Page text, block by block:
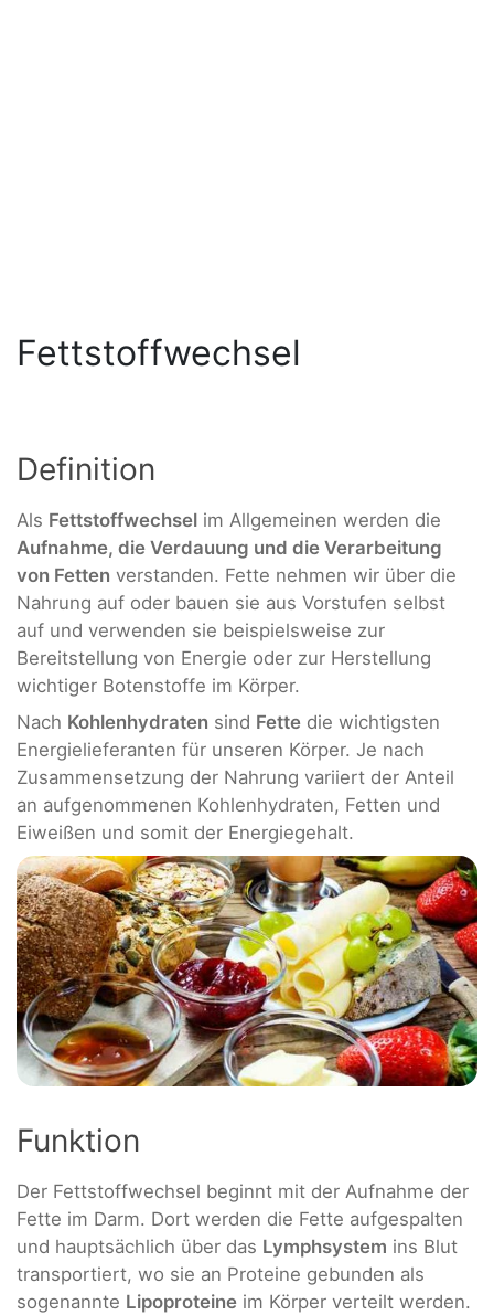
Fettstoffwechsel
Definition
Als Fettstoffwechsel im Allgemeinen werden die
Aufnahme, die Verdauung und die Verarbeitung
von Fetten verstanden. Fette nehmen wir über die
Nahrung auf oder bauen sie aus Vorstufen selbst
auf und verwenden sie beispielsweise zur
Bereitstellung von Energie oder zur Herstellung
wichtiger Botenstoffe im Körper.
Nach Kohlenhydraten sind Fette die wichtigsten
Energielieferanten für unseren Körper. Je nach
Zusammensetzung der Nahrung variiert der Anteil
an aufgenommenen Kohlenhydraten, Fetten und
Eiweißen und somit der Energiegehalt.
Funktion
Der Fettstoffwechsel beginnt mit der Aufnahme der
Fette im Darm. Dort werden die Fette aufgespalten
und hauptsächlich über das Lymphsystem ins Blut
transportiert, wo sie an Proteine gebunden als
sogenannte Lipoproteine im Körper verteilt werden.